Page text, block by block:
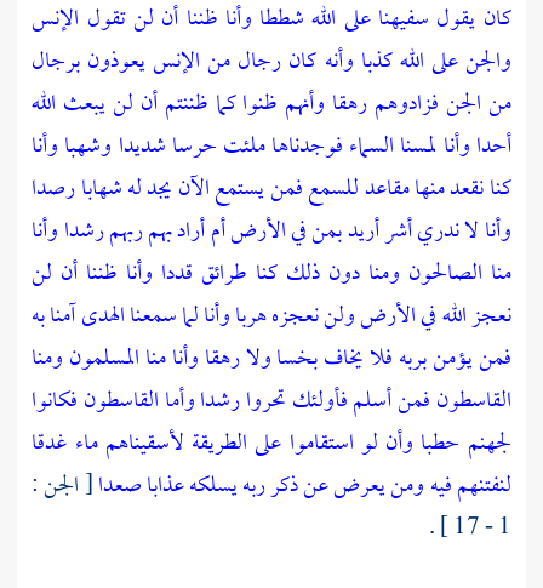
كان يقول سفيهنا على الله شططا وأنا ظننا أن لن تقول الإنس
والجن على الله كذبا وأنه كان رجال من الإنس يعوذون برجال
من الجن فزادوهم رهقا وأنهم ظنوا كما ظننتم أن لن يبعث الله
أحدا وأنا لمسنا السماء فوجدناها ملئت حرسا شديدا وشهبا وأنا
كنا نقعد منها مقاعد للسمع فمن يستمع الآن يجد له شهابا رصدا
وأنا لا ندري أشر أريد بمن في الأرض أم أراد بهم ربهم رشدا وأنا
منا الصالحون ومنا دون ذلك كنا طرائق قددا وأنا ظننا أن لن
نعجز الله في الأرض ولن نعجزه هربا وأنا لما سمعنا الهدى آمنا به
فمن يؤمن بربه فلا يخاف بخسا ولا رهقا وأنا منا المسلمون ومنا
القاسطون فمن أسلم فأولئك تحروا رشدا وأما القاسطون فكانوا
لجهنم حطبا وأن لو استقاموا على الطريقة لأسقيناهم ماء غدقا
لنفتنهم فيه ومن يعرض عن ذكر ربه يسلكه عذابا صعدا[ الجن :
1 - 17 ] .